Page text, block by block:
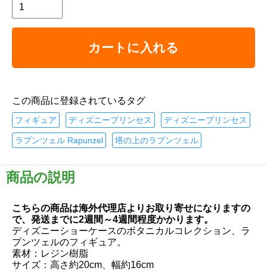
カートに入れる
この商品に登録されているタグ
フィギュア ディズニープリンセス ディズニープリンセス
ラプンツェル Rapunzel 塔の上のラプンツェル
商品の説明
こちらの商品は海外代理店よりお取り寄せになりますの
で、発送までに2週間～4週間程度かかります。
ディズニーショーケースのボタニカルコレクション、ラ
プンツェルのフィギュア。
素材：レジン樹脂
サイズ：高さ約20cm、幅約16cm